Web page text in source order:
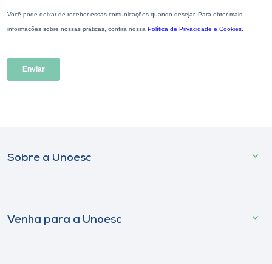
Sobre a Unoesc
Venha para a Unoesc